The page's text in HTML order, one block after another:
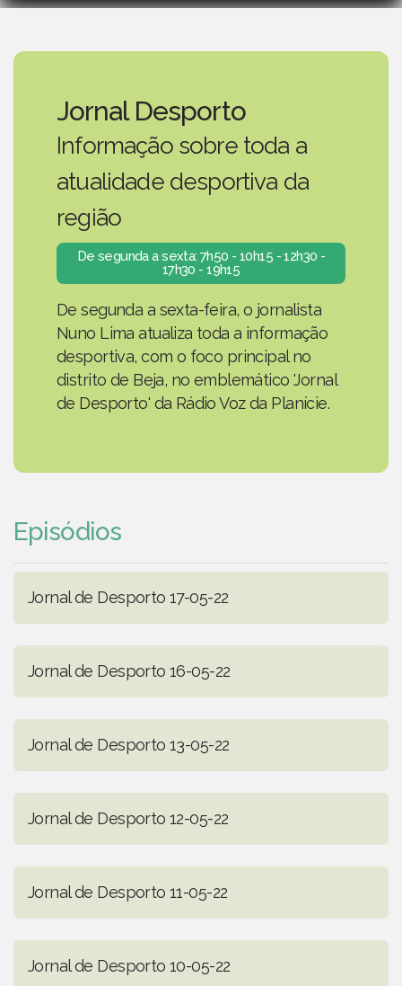
Jornal Desporto
Informação sobre toda a
atualidade desportiva da
região
De segunda a sexta: 7h50 - 10h15 - 12h30 -
17h30 - 19h15
De segunda a sexta-feira, o jornalista
Nuno Lima atualiza toda a informação
desportiva, com o foco principal no
distrito de Beja, no emblemático 'Jornal
de Desporto' da Rádio Voz da Planície.
Episódios
Jornal de Desporto 17-05-22
Jornal de Desporto 16-05-22
Jornal de Desporto 13-05-22
Jornal de Desporto 12-05-22
Jornal de Desporto 11-05-22
Jornal de Desporto 10-05-22